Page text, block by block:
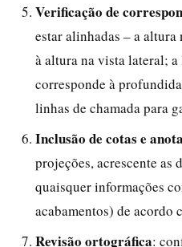
Verificação de
estar alinhadas – a
à altura na vista lateral;
corresponde à
linhas de chamada para
Inclusão de cotas e
projeções, acrescente as
quaisquer informações
acabamentos) de acordo
Revisão ortográfica: